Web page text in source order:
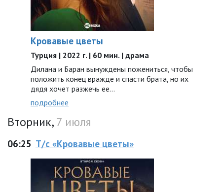
Кровавые цветы
Турция | 2022 г. | 60 мин. | драма
Дилана и Баран вынуждены пожениться, чтобы
положить конец вражде и спасти брата, но их
дядя хочет разжечь ее…
подробнее
Вторник,7 июля
06:25 Т/с «Кровавые цветы»